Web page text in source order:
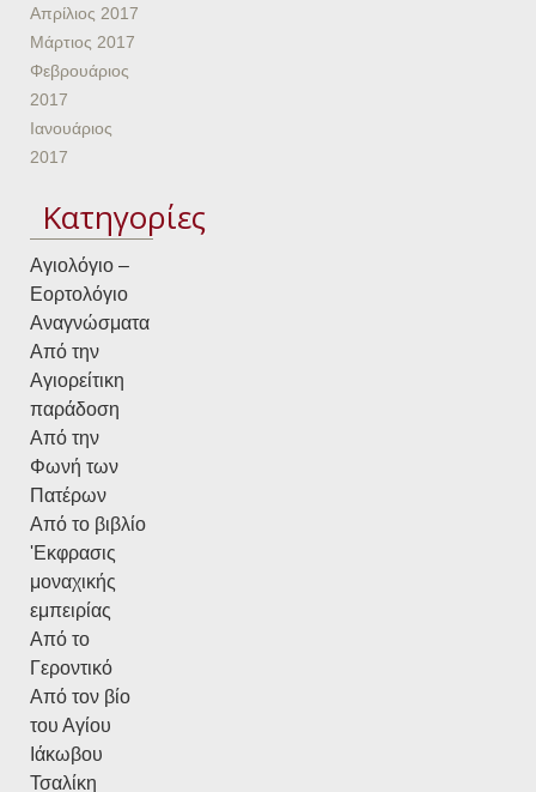
Απρίλιος 2017
Μάρτιος 2017
Φεβρουάριος
2017
Ιανουάριος
2017
Kατηγορίες
Αγιολόγιο –
Εορτολόγιο
Αναγνώσματα
Από την
Αγιορείτικη
παράδοση
Από την
Φωνή των
Πατέρων
Από το βιβλίο
'Εκφρασις
μοναχικής
εμπειρίας
Από το
Γεροντικό
Από τον βίο
του Αγίου
Ιάκωβου
Τσαλίκη